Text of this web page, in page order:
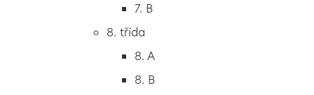
5. A
7. B
8. třída
8. A
8. B